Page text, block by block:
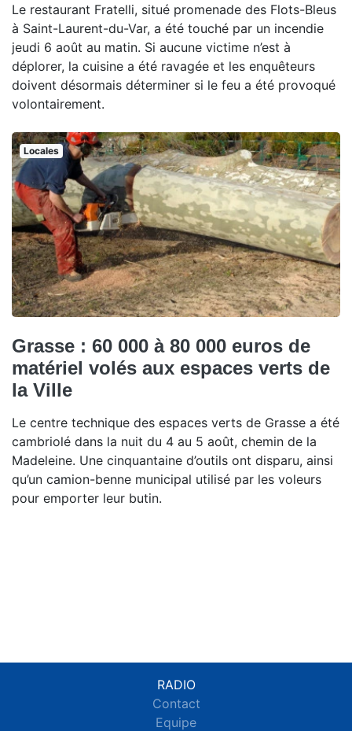
Le restaurant Fratelli, situé promenade des Flots-Bleus
à Saint-Laurent-du-Var, a été touché par un incendie
jeudi 6 août au matin. Si aucune victime n’est à
déplorer, la cuisine a été ravagée et les enquêteurs
doivent désormais déterminer si le feu a été provoqué
volontairement.
Locales
Grasse : 60 000 à 80 000 euros de
matériel volés aux espaces verts de
la Ville
Le centre technique des espaces verts de Grasse a été
cambriolé dans la nuit du 4 au 5 août, chemin de la
Madeleine. Une cinquantaine d’outils ont disparu, ainsi
qu’un camion-benne municipal utilisé par les voleurs
pour emporter leur butin.
RADIO
Contact
Equipe